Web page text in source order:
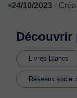
24/10/2023 -
Découvrir
Livres Blancs
Réseaux